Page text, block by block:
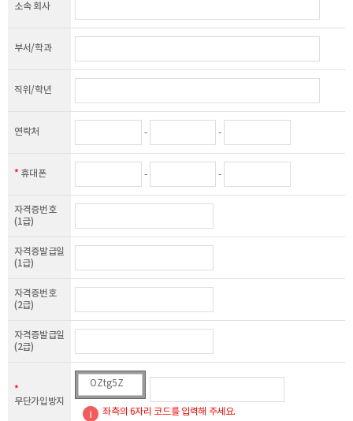
별도 DB로 옮겨진 개인정보는 법률에 의한 경우가 아니고서는
보유되어지는 이외의 다른 목적으로 이용되지 않습니다.
파기방법
전자적 파일형태로 저장된 개인정보는 기록을 재생할 수 없는 기술적
방법을 사용하여 삭제합니다.
개인정보 제공
한국창업지도사협회는 이용자의 개인정보를 원칙적으로 외부에
제공하지 않습니다.
다만, 아래의 경우에는 예외로 합니다.
이용자들이 사전에 동의한 경우
법령의 규정에 의거하거나, 수사 목적으로 법령에 정해진 절차와 방법에
따라 수사기관의 요구가 있는 경우
수집한 개인정보의 위탁
한국창업지도사협회는 회원의 동의없이 회원의 정보를 외부 업체에
위탁하지 않습니다.
향후 그러한 필요가 생길 경우, 위탁 대상자와 위탁 업무 내용에 대해
회원에게 통지하고 필요한 경우 사전 동의를 받도록 하겠습니다.
이용자 및 법정대리인의 권리와 그 행사방법
이용자 및 법정 대리인은 언제든지 등록되어 있는 자신 혹은 당해 만 14세
소속 회사
부서/학과
직위/학년
연락처 - -
* 휴대폰 - -
자격증번호
(1급)
자격증발급일
(1급)
자격증번호
(2급)
자격증발급일
(2급)
*
무단가입방지
OZtg5Z
좌측의 6자리 코드를 입력해 주세요.